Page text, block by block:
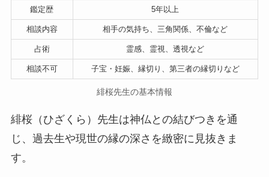
鑑定歴 5年以上
相談内容 相手の気持ち、三角関係、不倫など
占術 霊感、霊視、透視など
相談不可 子宝・妊娠、縁切り、第三者の縁切りなど
緋桜先生の基本情報
緋桜（ひざくら）先生は神仏との結びつきを通
じ、過去生や現世の縁の深さを緻密に見抜きま
す。